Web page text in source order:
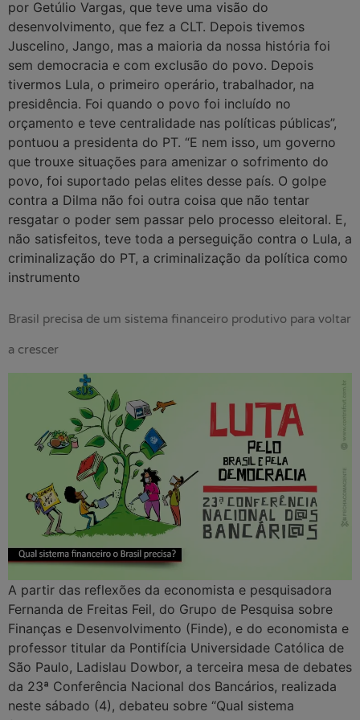
por Getúlio Vargas, que teve uma visão do
desenvolvimento, que fez a CLT. Depois tivemos
Juscelino, Jango, mas a maioria da nossa história foi
sem democracia e com exclusão do povo. Depois
tivermos Lula, o primeiro operário, trabalhador, na
presidência. Foi quando o povo foi incluído no
orçamento e teve centralidade nas políticas públicas”,
pontuou a presidenta do PT. “E nem isso, um governo
que trouxe situações para amenizar o sofrimento do
povo, foi suportado pelas elites desse país. O golpe
contra a Dilma não foi outra coisa que não tentar
resgatar o poder sem passar pelo processo eleitoral. E,
não satisfeitos, teve toda a perseguição contra o Lula, a
criminalização do PT, a criminalização da política como
instrumento
Brasil precisa de um sistema financeiro produtivo para voltar
a crescer
A partir das reflexões da economista e pesquisadora
Fernanda de Freitas Feil, do Grupo de Pesquisa sobre
Finanças e Desenvolvimento (Finde), e do economista e
professor titular da Pontifícia Universidade Católica de
São Paulo, Ladislau Dowbor, a terceira mesa de debates
da 23ª Conferência Nacional dos Bancários, realizada
neste sábado (4), debateu sobre “Qual sistema